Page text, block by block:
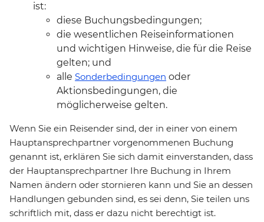
ist:
diese Buchungsbedingungen;
die wesentlichen Reiseinformationen
und wichtigen Hinweise, die für die Reise
gelten; und
alle Sonderbedingungen oder
Aktionsbedingungen, die
möglicherweise gelten.
Wenn Sie ein Reisender sind, der in einer von einem
Hauptansprechpartner vorgenommenen Buchung
genannt ist, erklären Sie sich damit einverstanden, dass
der Hauptansprechpartner Ihre Buchung in Ihrem
Namen ändern oder stornieren kann und Sie an dessen
Handlungen gebunden sind, es sei denn, Sie teilen uns
schriftlich mit, dass er dazu nicht berechtigt ist.